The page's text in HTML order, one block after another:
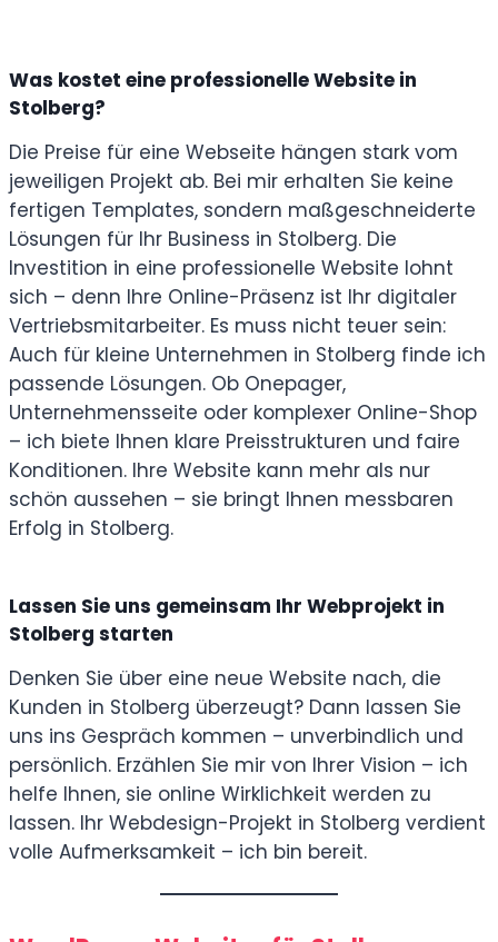
Was kostet eine professionelle Website in
Stolberg?
Die Preise für eine Webseite hängen stark vom
jeweiligen Projekt ab. Bei mir erhalten Sie keine
fertigen Templates, sondern maßgeschneiderte
Lösungen für Ihr Business in Stolberg. Die
Investition in eine professionelle Website lohnt
sich – denn Ihre Online-Präsenz ist Ihr digitaler
Vertriebsmitarbeiter. Es muss nicht teuer sein:
Auch für kleine Unternehmen in Stolberg finde ich
passende Lösungen. Ob Onepager,
Unternehmensseite oder komplexer Online-Shop
– ich biete Ihnen klare Preisstrukturen und faire
Konditionen. Ihre Website kann mehr als nur
schön aussehen – sie bringt Ihnen messbaren
Erfolg in Stolberg.
Lassen Sie uns gemeinsam Ihr Webprojekt in
Stolberg starten
Denken Sie über eine neue Website nach, die
Kunden in Stolberg überzeugt? Dann lassen Sie
uns ins Gespräch kommen – unverbindlich und
persönlich. Erzählen Sie mir von Ihrer Vision – ich
helfe Ihnen, sie online Wirklichkeit werden zu
lassen. Ihr Webdesign-Projekt in Stolberg verdient
volle Aufmerksamkeit – ich bin bereit.